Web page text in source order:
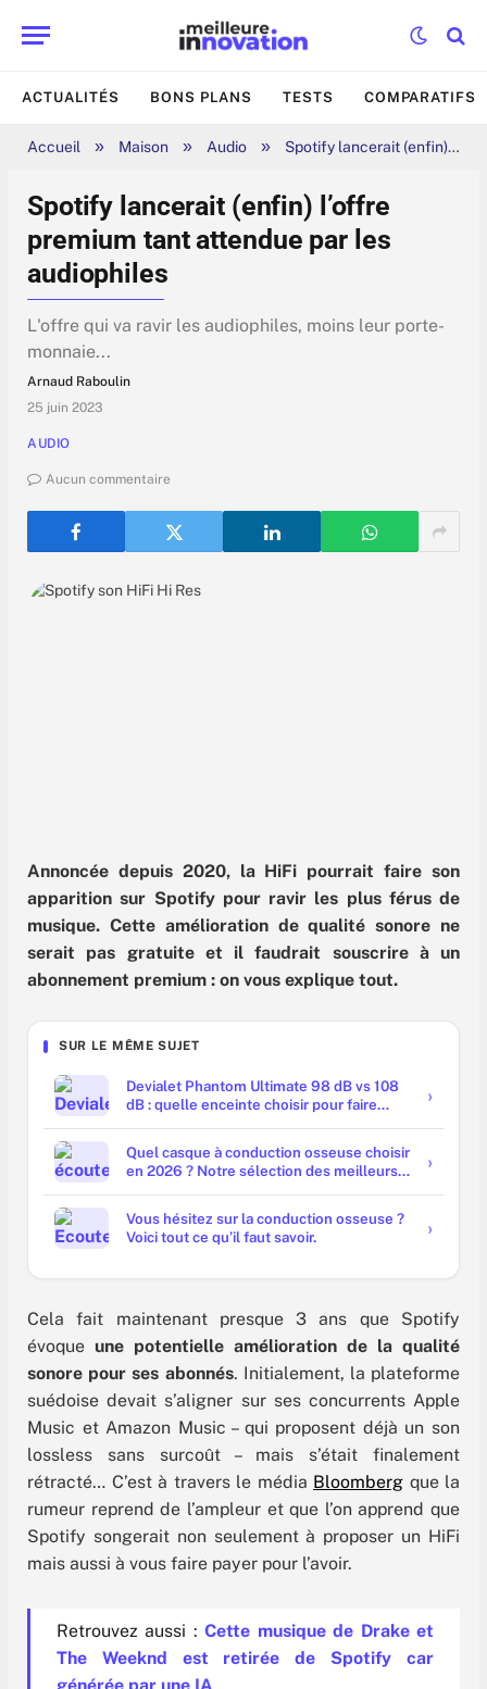
ACTUALITÉS BONS PLANS TESTS COMPARATIFS
Accueil » Maison » Audio » Spotify lancerait (enfin) l’offre premium tant attendue par les audiophiles
Spotify lancerait (enfin) l’offre
premium tant attendue par les
audiophiles
L'offre qui va ravir les audiophiles, moins leur porte-
monnaie...
Arnaud Raboulin
25 juin 2023
AUDIO
Aucun commentaire
Annoncée depuis 2020, la HiFi pourrait faire son
apparition sur Spotify pour ravir les plus férus de
musique. Cette amélioration de qualité sonore ne
serait pas gratuite et il faudrait souscrire à un
abonnement premium : on vous explique tout.
SUR LE MÊME SUJET
Devialet Phantom Ultimate 98 dB vs 108
dB : quelle enceinte choisir pour faire
Quel casque à conduction osseuse choisir
en 2026 ? Notre sélection des meilleurs
Vous hésitez sur la conduction osseuse ?
Voici tout ce qu’il faut savoir.
Cela fait maintenant presque 3 ans que Spotify
évoque une potentielle amélioration de la qualité
sonore pour ses abonnés. Initialement, la plateforme
suédoise devait s’aligner sur ses concurrents Apple
Music et Amazon Music – qui proposent déjà un son
lossless sans surcoût – mais s’était finalement
rétracté… C’est à travers le média Bloomberg que la
rumeur reprend de l’ampleur et que l’on apprend que
Spotify songerait non seulement à proposer un HiFi
mais aussi à vous faire payer pour l’avoir.
Retrouvez aussi :Cette musique de Drake et
The Weeknd est retirée de Spotify car